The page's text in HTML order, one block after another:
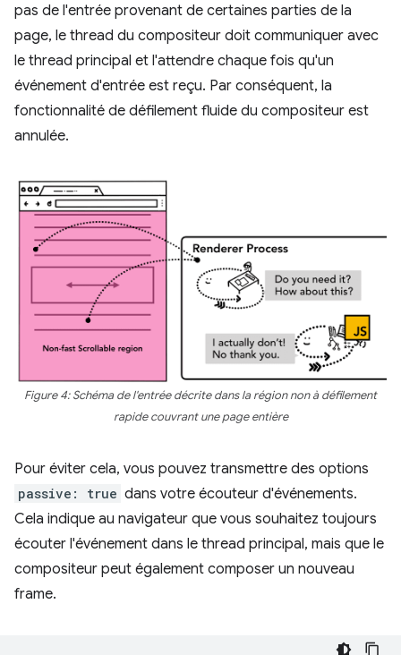
pas de l'entrée provenant de certaines parties de la
page, le thread du compositeur doit communiquer avec
le thread principal et l'attendre chaque fois qu'un
événement d'entrée est reçu. Par conséquent, la
fonctionnalité de défilement fluide du compositeur est
annulée.
Figure 4: Schéma de l'entrée décrite dans la région non à défilement
rapide couvrant une page entière
Pour éviter cela, vous pouvez transmettre des options
passive: true dans votre écouteur d'événements.
Cela indique au navigateur que vous souhaitez toujours
écouter l'événement dans le thread principal, mais que le
compositeur peut également composer un nouveau
frame.